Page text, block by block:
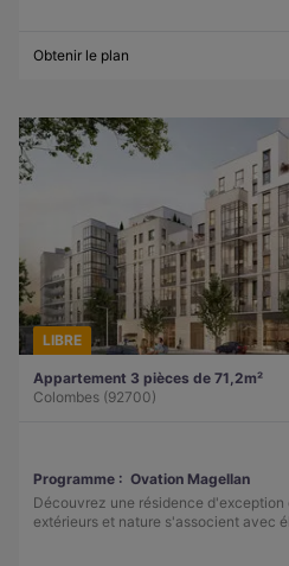
Obtenir le plan
LIBRE
Appartement 3 pièces de 71,2m²
Colombes (92700)
Programme : Ovation Magellan
Découvrez une résidence
extérieurs et nature s'associent avec